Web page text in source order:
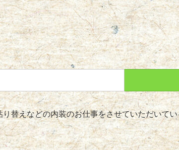
替えなどの内装のお仕事をさせていただいて